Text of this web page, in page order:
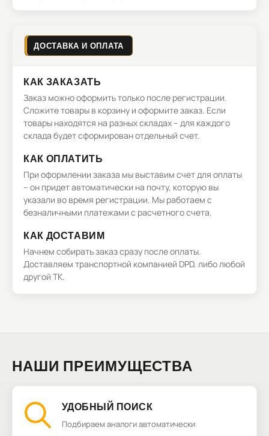
ДОСТАВКА И ОПЛАТА
КАК ЗАКАЗАТЬ
Заказ можно оформить только после регистрации.
Сложите товары в корзину и оформите заказ. Если
товары находятся на разных складах – для каждого
склада будет сформирован отдельный счет.
КАК ОПЛАТИТЬ
При оформлении заказа мы выставим счет для оплаты
– он придет автоматически на почту, которую вы
указали во время регистрации. Мы работаем с
безналичными платежами с расчетного счета.
КАК ДОСТАВИМ
Начнем собирать заказ сразу после оплаты.
Доставляем транспортной компанией DPD, либо любой
другой ТК.
НАШИ ПРЕИМУЩЕСТВА
УДОБНЫЙ ПОИСК
Подбираем аналоги автоматически